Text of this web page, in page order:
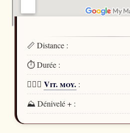
📏 Distance :
⏱️ Durée :
🏃🏻‍♂️ Vit. moy. :
⛰️ Dénivelé + :